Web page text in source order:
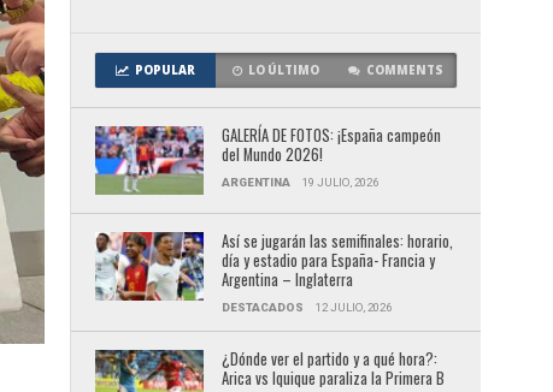
POPULAR LO ÚLTIMO COMMENTS
GALERÍA DE FOTOS: ¡España campeón
del Mundo 2026!
ARGENTINA 19 JULIO, 2026
Así se jugarán las semifinales: horario,
día y estadio para España- Francia y
Argentina – Inglaterra
DESTACADOS 12 JULIO, 2026
¿Dónde ver el partido y a qué hora?:
Arica vs Iquique paraliza la Primera B